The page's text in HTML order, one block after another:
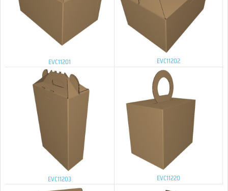
EVC11201 EVC11202
EVC11203 EVC11220